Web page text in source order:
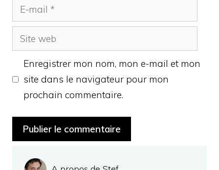
mail
Site
web
Enregistrer mon nom, mon e-mail et mon
site dans le navigateur pour mon
prochain commentaire.